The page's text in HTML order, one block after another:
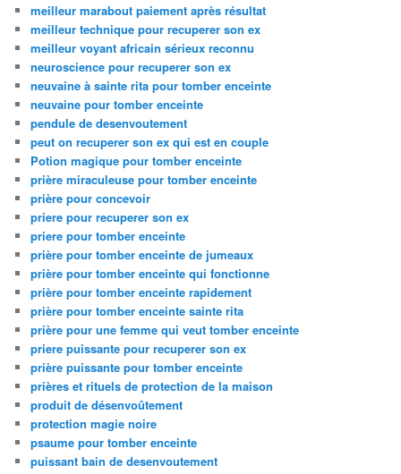
meilleur marabout paiement après résultat
meilleur technique pour recuperer son ex
meilleur voyant africain sérieux reconnu
neuroscience pour recuperer son ex
neuvaine à sainte rita pour tomber enceinte
neuvaine pour tomber enceinte
pendule de desenvoutement
peut on recuperer son ex qui est en couple
Potion magique pour tomber enceinte
prière miraculeuse pour tomber enceinte
prière pour concevoir
priere pour recuperer son ex
priere pour tomber enceinte
prière pour tomber enceinte de jumeaux
prière pour tomber enceinte qui fonctionne
prière pour tomber enceinte rapidement
prière pour tomber enceinte sainte rita
prière pour une femme qui veut tomber enceinte
priere puissante pour recuperer son ex
prière puissante pour tomber enceinte
prières et rituels de protection de la maison
produit de désenvoûtement
protection magie noire
psaume pour tomber enceinte
puissant bain de desenvoutement